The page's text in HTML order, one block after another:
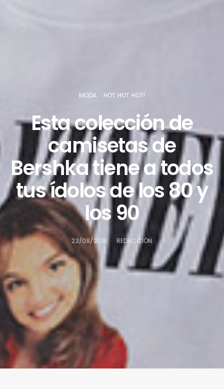
MODA HOT HOT HOT!
Esta colección de
camisetas de
Bershka tiene a todos
tus ídolos de los 80 y
los 90
23/08/2018 REDACCIÓN